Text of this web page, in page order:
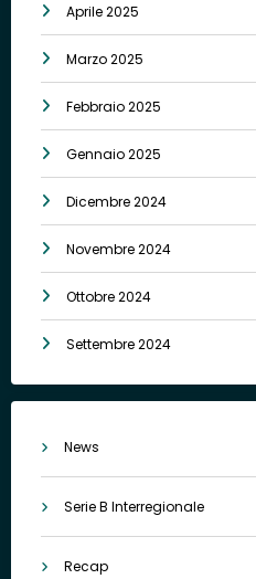
Aprile 2025
Marzo 2025
Febbraio 2025
Gennaio 2025
Dicembre 2024
Novembre 2024
Ottobre 2024
Settembre 2024
News
Serie B Interregionale
Recap